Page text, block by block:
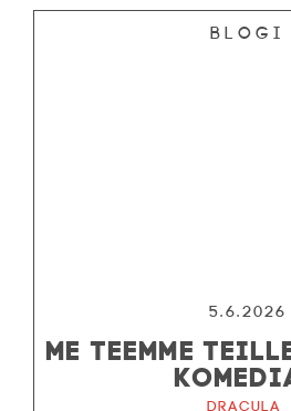
Blogi
5.6.2026
ME TEEMME
Dracula